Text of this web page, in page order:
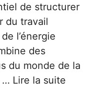
de structurer
du travail
l’énergie
des
du monde de la
… Lire la suite